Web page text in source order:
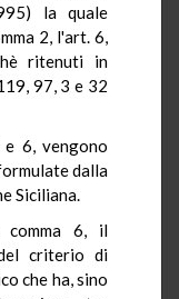
la quale
2, l'art. 6,
ritenuti in
97, 3 e 32
6, vengono
dalla
Siciliana.
comma 6, il
criterio di
che ha, sino